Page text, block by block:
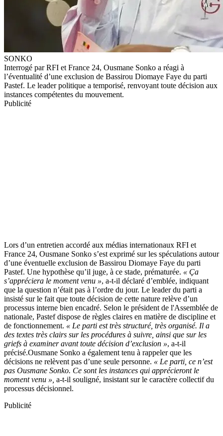
SONKO
Interrogé par RFI et France 24, Ousmane Sonko a réagi à
l’éventualité d’une exclusion de Bassirou Diomaye Faye du parti
Pastef. Le leader politique a temporisé, renvoyant toute décision aux
instances compétentes du mouvement.
Publicité
Lors d’un entretien accordé aux médias internationaux RFI et
France 24, Ousmane Sonko s’est exprimé sur les spéculations autour
d’une éventuelle exclusion de Bassirou Diomaye Faye du parti
Pastef. Une hypothèse qu’il juge, à ce stade, prématurée. « Ça
s’appréciera le moment venu », a-t-il déclaré d’emblée, indiquant
que la question n’était pas à l’ordre du jour. Le leader du parti a
insisté sur le fait que toute décision de cette nature relève d’un
processus interne bien encadré. Selon le président de l'Assemblée de
nationale, Pastef dispose de règles claires en matière de discipline et
de fonctionnement. « Le parti est très structuré, très organisé. Il a
des textes très clairs sur les procédures à suivre, ainsi que sur les
griefs à examiner avant toute décision d’exclusion », a-t-il
précisé.Ousmane Sonko a également tenu à rappeler que les
décisions ne relèvent pas d’une seule personne. « Le parti, ce n’est
pas Ousmane Sonko. Ce sont les instances qui apprécieront le
moment venu », a-t-il souligné, insistant sur le caractère collectif du
processus décisionnel.
Publicité